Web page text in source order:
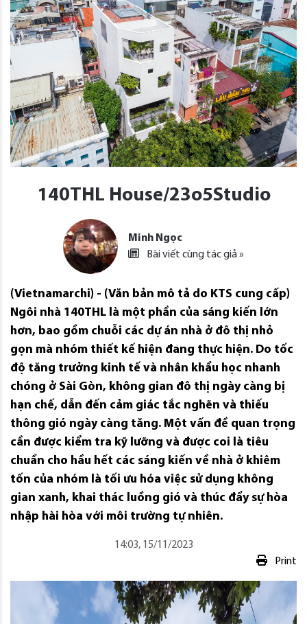
140THL House/23o5Studio
Minh Ngọc
Bài viết cùng tác giả »
(Vietnamarchi) - (Văn bản mô tả do KTS cung cấp)
Ngôi nhà 140THL là một phần của sáng kiến ​​lớn
hơn, bao gồm chuỗi các dự án nhà ở đô thị nhỏ
gọn mà nhóm thiết kế hiện đang thực hiện. Do tốc
độ tăng trưởng kinh tế và nhân khẩu học nhanh
chóng ở Sài Gòn, không gian đô thị ngày càng bị
hạn chế, dẫn đến cảm giác tắc nghẽn và thiếu
thông gió ngày càng tăng. Một vấn đề quan trọng
cần được kiểm tra kỹ lưỡng và được coi là tiêu
chuẩn cho hầu hết các sáng kiến ​​​​về nhà ở khiêm
tốn của nhóm là tối ưu hóa việc sử dụng không
gian xanh, khai thác luồng gió và thúc đẩy sự hòa
nhập hài hòa với môi trường tự nhiên.
14:03, 15/11/2023
Print